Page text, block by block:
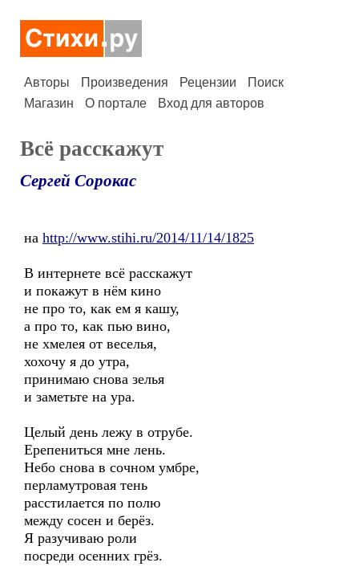
Авторы Произведения Рецензии
Поиск
Магазин
О портале Вход для авторов
Всё расскажут
Сергей Сорокас
на http://www.stihi.ru/2014/11/14/1825
В интернете всё расскажут
и покажут в нём кино
не про то, как ем я кашу,
а про то, как пью вино,
не хмелея от веселья,
хохочу я до утра,
принимаю снова зелья
и заметьте на ура.
Целый день лежу в отрубе.
Ерепениться мне лень.
Небо снова в сочном умбре,
перламутровая тень
расстилается по полю
между сосен и берёз.
Я разучиваю роли
посреди осенних грёз.